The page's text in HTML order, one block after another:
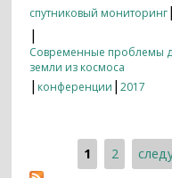
спутниковый мониторинг|
|
Современные проблемы
земли из космоса
| конференции |2017
Страницы
1 2